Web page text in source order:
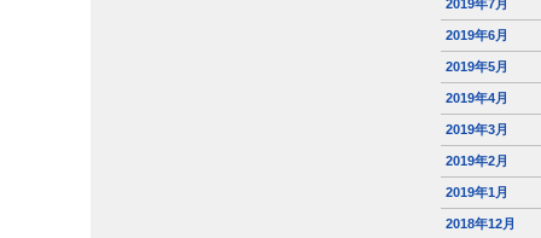
2019年7月
2019年6月
2019年5月
2019年4月
2019年3月
2019年2月
2019年1月
2018年12月